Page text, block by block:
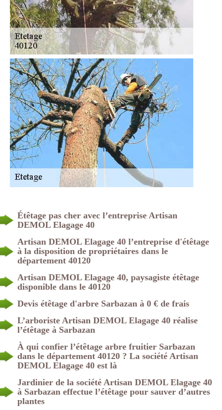
Étêtage pas cher avec l’entreprise Artisan
DEMOL Elagage 40
Artisan DEMOL Elagage 40 l’entreprise d'étêtage
à la disposition de propriétaires dans le
département 40120
Artisan DEMOL Elagage 40, paysagiste étêtage
disponible dans le 40120
Devis étêtage d'arbre Sarbazan à 0 € de frais
L’arboriste Artisan DEMOL Elagage 40 réalise
l’étêtage à Sarbazan
À qui confier l’étêtage arbre fruitier Sarbazan
dans le département 40120 ? La société Artisan
DEMOL Elagage 40 est là
Jardinier de la société Artisan DEMOL Elagage 40
à Sarbazan effectue l’étêtage pour sauver d’autres
plantes